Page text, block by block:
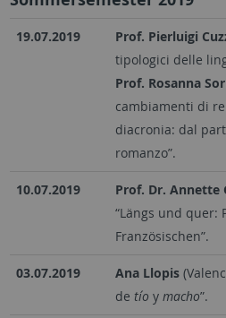
19.07.2019 Prof. Pierluigi
tipologici delle
Prof. Rosanna
cambiamenti di
diacronia: dal
romanzo”.
10.07.2019 Prof. Dr. Annette
“Längs und quer:
Französischen”.
03.07.2019 Ana Llopis
de tío y macho”.